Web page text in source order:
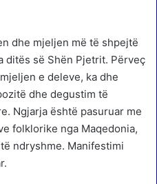
dhe mjeljen më të shpejtë
ditës së Shën Pjetrit. Përveç
e deleve, ka dhe
dhe degustim të
Ngjarja është pasuruar me
folklorike nga Maqedonia,
ndryshme. Manifestimi